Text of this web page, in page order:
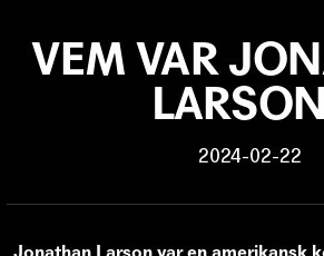
VEM VAR
2024-02-22